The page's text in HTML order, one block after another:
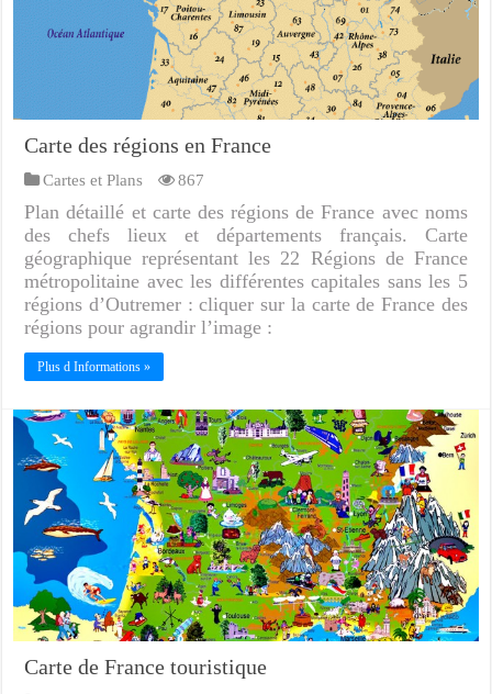
Carte des régions en France
Cartes et Plans 867
Plan détaillé et carte des régions de France avec noms
des chefs lieux et départements français. Carte
géographique représentant les 22 Régions de France
métropolitaine avec les différentes capitales sans les 5
régions d’Outremer : cliquer sur la carte de France des
régions pour agrandir l’image :
Plus d Informations »
Carte de France touristique